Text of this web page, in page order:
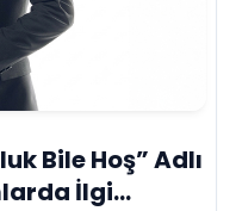
Bile Hoş” Adlı
İlgi